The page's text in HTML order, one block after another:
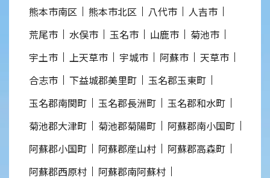
熊本市南区
熊本市北区 八代市
人吉市
荒尾市
水俣市 玉名市 山鹿市
菊池市
宇土市
上天草市 宇城市 阿蘇市
天草市
合志市
下益城郡美里町
玉名郡玉東町
玉名郡南関町
玉名郡長洲町
玉名郡和水町
菊池郡大津町
菊池郡菊陽町
阿蘇郡南小国町
阿蘇郡小国町
阿蘇郡産山村
阿蘇郡高森町
阿蘇郡西原村
阿蘇郡南阿蘇村